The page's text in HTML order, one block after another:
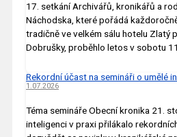
17. setkání Archivářů, kronikářů a
Náchodska, které pořádá
tradičně ve velkém sálu hotelu Zlatý
Dobrušky, proběhlo letos v sobotu
Rekordní účast na semináři o umělé
1.07.2026
Téma semináře Obecní kronika 21.
inteligenci v praxi přilákalo